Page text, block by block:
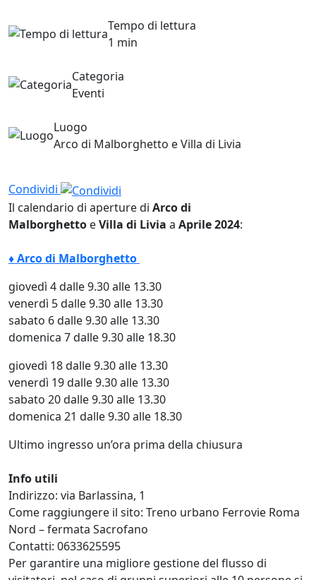
Tempo di lettura
1 min
Categoria
Eventi
Luogo
Arco di Malborghetto e Villa di Livia
Condividi
Il calendario di aperture di Arco di
Malborghetto eVilla di Livia a Aprile 2024:
♦ Arco di Malborghetto
giovedì 4 dalle 9.30 alle 13.30
venerdì 5 dalle 9.30 alle 13.30
sabato 6 dalle 9.30 alle 13.30
domenica 7 dalle 9.30 alle 18.30
giovedì 18 dalle 9.30 alle 13.30
venerdì 19 dalle 9.30 alle 13.30
sabato 20 dalle 9.30 alle 13.30
domenica 21 dalle 9.30 alle 18.30
Ultimo ingresso un’ora prima della chiusura
Info utili
Indirizzo: via Barlassina, 1
Come raggiungere il sito: Treno urbano Ferrovie Roma
Nord – fermata Sacrofano
Contatti: 0633625595
Per garantire una migliore gestione del flusso di